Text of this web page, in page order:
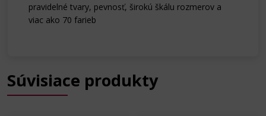
pravidelné tvary, pevnosť, širokú škálu rozmerov a
viac ako 70 farieb
Súvisiace produkty